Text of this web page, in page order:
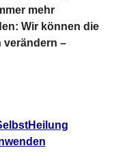
mehr
Wir können die
verändern –